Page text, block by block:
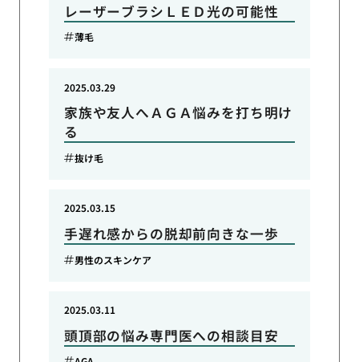
レーザーブラシＬＥＤ光の可能性
薄毛
家族や友人へＡＧＡ悩みを打ち明け
る
2025.03.29
抜け毛
手遅れ感からの脱却前向きな一歩
2025.03.15
男性のスキンケア
頭頂部の悩み専門医への相談目安
2025.03.11